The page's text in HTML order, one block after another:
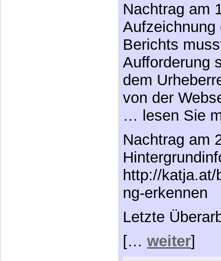
Nachtrag am
Aufzeichnung
Berichts
Aufforderung
dem
von der
… lesen Sie
Nachtrag am
http://
ng-erkennen
Letzte
[… weiter]